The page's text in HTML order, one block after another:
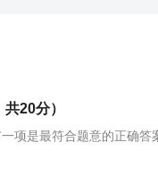
20分）
项是最符合题意的正确